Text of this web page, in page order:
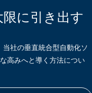
限に引き出す
当社の垂直統合型自動化ソ
高みへと導く方法につい